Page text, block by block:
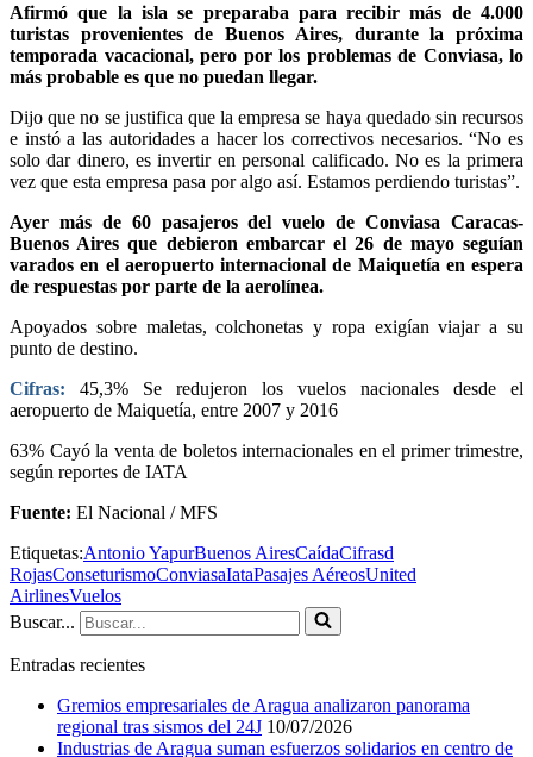
Afirmó que la isla se preparaba para recibir más de 4.000
turistas provenientes de Buenos Aires, durante la próxima
temporada vacacional, pero por los problemas de Conviasa, lo
más probable es que no puedan llegar.
Dijo que no se justifica que la empresa se haya quedado sin recursos
e instó a las autoridades a hacer los correctivos necesarios. “No es
solo dar dinero, es invertir en personal calificado. No es la primera
vez que esta empresa pasa por algo así. Estamos perdiendo turistas”.
Ayer más de 60 pasajeros del vuelo de Conviasa Caracas-
Buenos Aires que debieron embarcar el 26 de mayo seguían
varados en el aeropuerto internacional de Maiquetía en espera
de respuestas por parte de la aerolínea.
Apoyados sobre maletas, colchonetas y ropa exigían viajar a su
punto de destino.
Cifras:
45,3% Se redujeron los vuelos nacionales desde el
aeropuerto de Maiquetía, entre 2007 y 2016
63% Cayó la venta de boletos internacionales en el primer trimestre,
según reportes de IATA
Fuente: El Nacional / MFS
Etiquetas:Antonio YapurBuenos AiresCaídaCifrasd
RojasConseturismoConviasaIataPasajes AéreosUnited
AirlinesVuelos
Buscar...
Entradas recientes
Gremios empresariales de Aragua analizaron panorama
regional tras sismos del 24J 10/07/2026
Industrias de Aragua suman esfuerzos solidarios en centro de